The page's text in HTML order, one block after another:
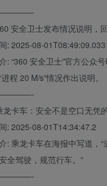
安全卫士发布情况说明，
: 2025-08-01T08:49:09.033
: “360 安全卫士”官方公众
程 20 M/s”情况作出说明。
龙卡车：安全不是空口无凭
: 2025-08-01T14:34:47.2
: 乘龙卡车在海报中写道，
全驾驶，规范行车。”